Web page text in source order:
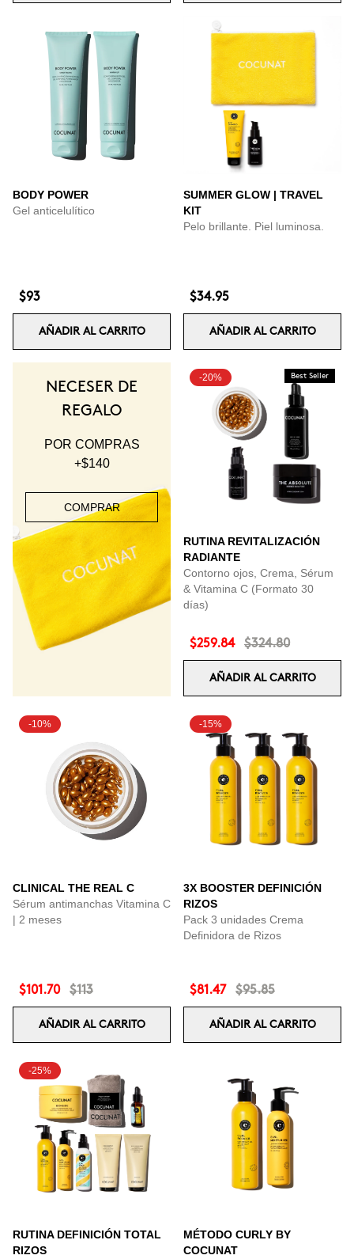
BODY POWER
Gel anticelulítico
$93
AÑADIR AL CARRITO
SUMMER GLOW | TRAVEL
KIT
Pelo brillante. Piel luminosa.
$34.95
AÑADIR AL CARRITO
NECESER DE
REGALO
POR COMPRAS
+$140
COMPRAR
-20% Best Seller
RUTINA REVITALIZACIÓN
RADIANTE
Contorno ojos, Crema, Sérum
& Vitamina C (Formato 30
días)
$259.84 $324.80
AÑADIR AL CARRITO
-10%
CLINICAL THE REAL C
Sérum antimanchas Vitamina C
| 2 meses
$101.70 $113
AÑADIR AL CARRITO
-15%
3X BOOSTER DEFINICIÓN
RIZOS
Pack 3 unidades Crema
Definidora de Rizos
$81.47 $95.85
AÑADIR AL CARRITO
-25%
RUTINA DEFINICIÓN TOTAL
RIZOS
MÉTODO CURLY BY
COCUNAT